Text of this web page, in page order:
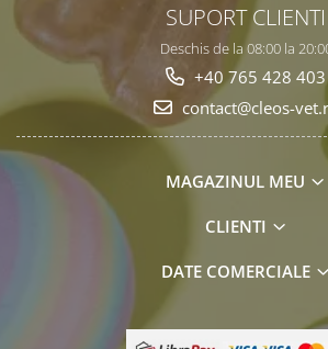
SUPORT CLIENTI
Deschis de la 08:00 la
+40 765 428 403
contact@cleos-
MAGAZINUL MEU
CLIENTI
DATE COMERCIALE